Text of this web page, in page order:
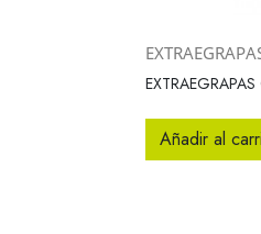
Añadir al